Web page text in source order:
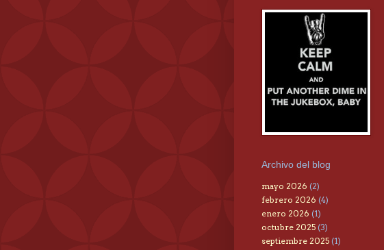
Archivo del blog
mayo 2026 (2)
febrero 2026 (4)
enero 2026 (1)
octubre 2025 (3)
septiembre 2025 (1)